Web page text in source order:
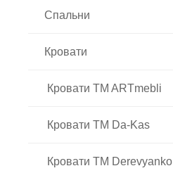
Спальни
Кровати
Кровати TM ARTmebli
Кровати TM Da-Kas
Кровати TM Derevyanko